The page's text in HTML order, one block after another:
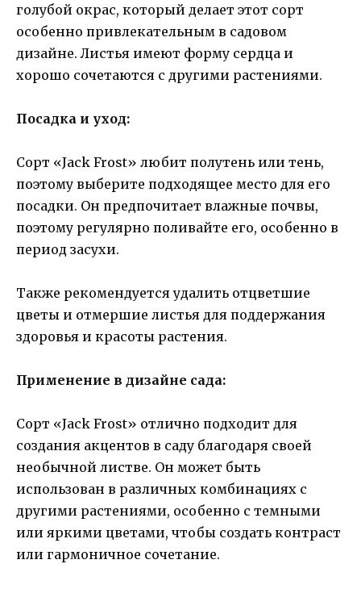
голубой окрас, который делает этот сорт
особенно привлекательным в садовом
дизайне. Листья имеют форму сердца и
хорошо сочетаются с другими растениями.
Посадка и уход:
Сорт «Jack Frost» любит полутень или тень,
поэтому выберите подходящее место для его
посадки. Он предпочитает влажные почвы,
поэтому регулярно поливайте его, особенно в
период засухи.
Также рекомендуется удалить отцветшие
цветы и отмершие листья для поддержания
здоровья и красоты растения.
Применение в дизайне сада:
Сорт «Jack Frost» отлично подходит для
создания акцентов в саду благодаря своей
необычной листве. Он может быть
использован в различных комбинациях с
другими растениями, особенно с темными
или яркими цветами, чтобы создать контраст
или гармоничное сочетание.